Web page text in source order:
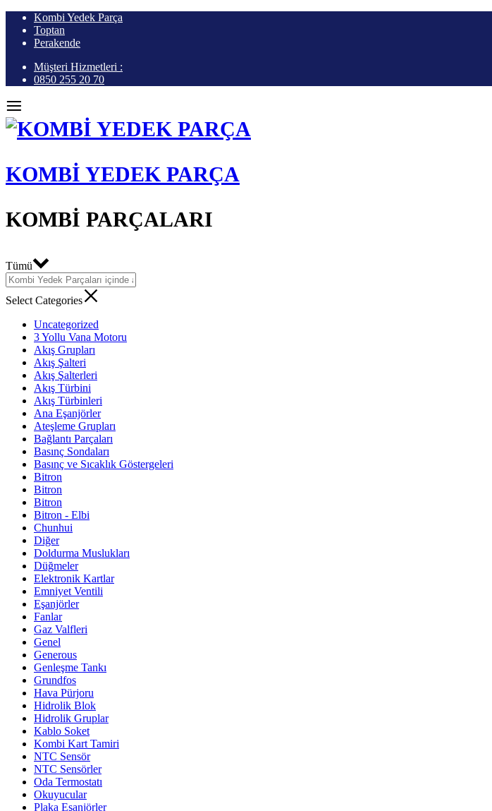
Kombi Yedek Parça
Toptan
Perakende
Müşteri Hizmetleri :
0850 255 20 70
KOMBI YEDEK PARÇA
KOMBI PARÇALARI
Tümü
Select Categories
Uncategorized
3 Yollu Vana Motoru
Akış Grupları
Akış Şalteri
Akış Şalterleri
Akış Türbini
Akış Türbinleri
Ana Eşanjörler
Ateşleme Grupları
Bağlantı Parçaları
Basınç Sondaları
Basınç ve Sıcaklık Göstergeleri
Bitron
Bitron
Bitron
Bitron - Elbi
Chunhui
Diğer
Doldurma Muslukları
Düğmeler
Elektronik Kartlar
Emniyet Ventili
Eşanjörler
Fanlar
Gaz Valfleri
Genel
Generous
Genleşme Tankı
Grundfos
Hava Pürjoru
Hidrolik Blok
Hidrolik Gruplar
Kablo Soket
Kombi Kart Tamiri
NTC Sensör
NTC Sensörler
Oda Termostatı
Okuyucular
Plaka Eşanjörler